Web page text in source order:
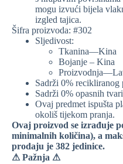
mogu izvući bijela
izgled tajica.
Šifra proizvoda: #302
Sljedivost:
Tkanina—Kina
Bojanje – Kina
Sadrži 0% recikliranog
Sadrži 0% opasnih tvari
Ovaj predmet ispušta
okoliš tijekom pranja.
Ovaj proizvod se izrađuje
minimalnih količina), a
prodaju je 382 jedinice.
⚠ Pažnja ⚠